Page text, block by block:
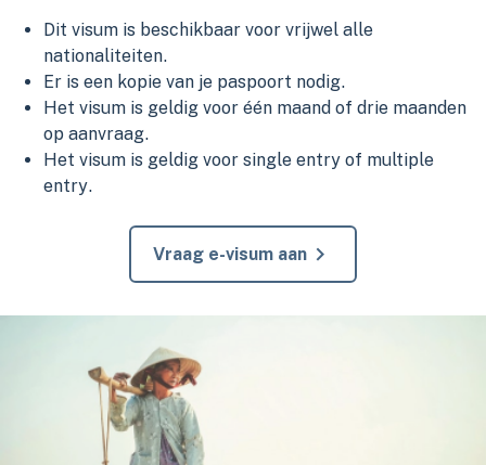
Dit visum is beschikbaar voor vrijwel alle
nationaliteiten.
Er is een kopie van je paspoort nodig.
Het visum is geldig voor één maand of drie maanden
op aanvraag.
Het visum is geldig voor single entry of multiple
entry.
Vraag e-visum aan